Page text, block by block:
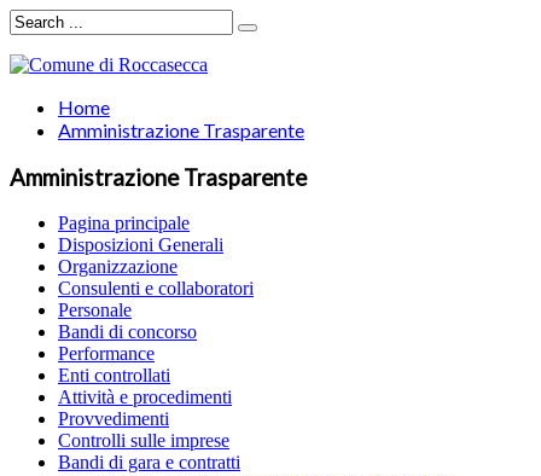
Home
Amministrazione Trasparente
Amministrazione Trasparente
Pagina principale
Disposizioni Generali
Organizzazione
Consulenti e collaboratori
Personale
Bandi di concorso
Performance
Enti controllati
Attività e procedimenti
Provvedimenti
Controlli sulle imprese
Bandi di gara e contratti